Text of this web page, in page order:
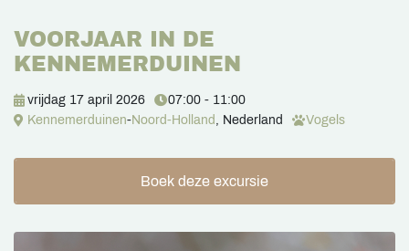
VOORJAAR IN DE
KENNEMERDUINEN
vrijdag 17 april 2026
07:00 - 11:00
Kennemerduinen-Noord-Holland , Nederland Vogels
Boek deze excursie